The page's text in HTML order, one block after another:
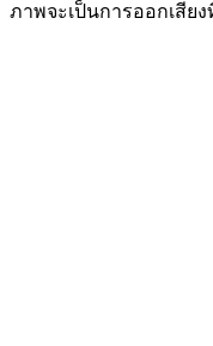
ภาพจะเป็นการออกเสีย